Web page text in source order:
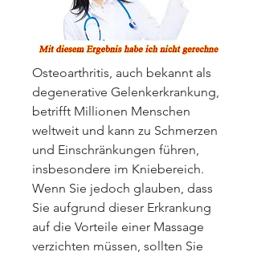
Osteoarthritis, auch bekannt als
degenerative Gelenkerkrankung,
betrifft Millionen Menschen
weltweit und kann zu Schmerzen
und Einschränkungen führen,
insbesondere im Kniebereich.
Wenn Sie jedoch glauben, dass
Sie aufgrund dieser Erkrankung
auf die Vorteile einer Massage
verzichten müssen, sollten Sie